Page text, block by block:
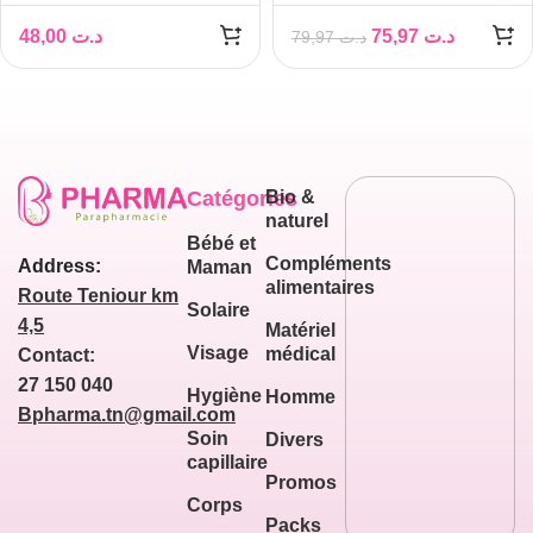
د.ت
د.ت79,97 د.ت
Address:
Route Teniour km
4,5
Contact:
27 150 040
Bpharma.tn@gmail.com
Catégories
Bébé et
Maman
Solaire
Visage
Hygiène
Soin
capillaire
Corps
Bio &
naturel
Compléments
alimentaires
Matériel
médical
Homme
Divers
Promos
Packs